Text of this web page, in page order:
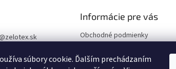
súbory cookie. Ďalším prechádzaním
zelotex.sk
Informácie pre vás
Obchodné podmienky
údajov